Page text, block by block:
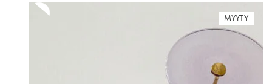
MYYTY